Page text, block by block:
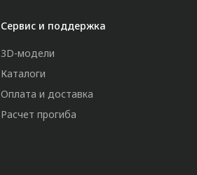
Сервис и поддержка
3D-модели
Каталоги
Оплата и доставка
Расчет прогиба